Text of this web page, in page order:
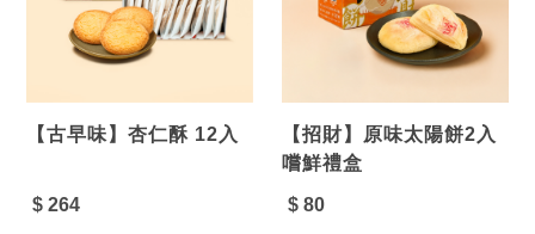
【古早味】杏仁酥 12入
$ 264
【招財】原味太陽餅2入
嚐鮮禮盒
$ 80